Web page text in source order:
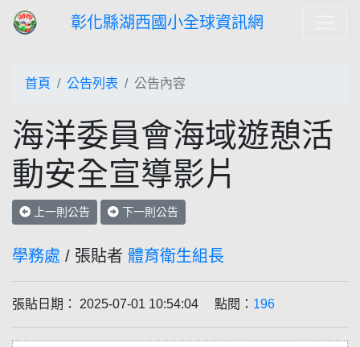
彰化縣湖西國小全球資訊網
首頁 公告列表 公告內容
海洋委員會海域遊憩活
動安全宣導影片
上一則公告 下一則公告
學務處 / 張貼者 體育衛生組長
張貼日期： 2025-07-01 10:54:04 點閱： 196